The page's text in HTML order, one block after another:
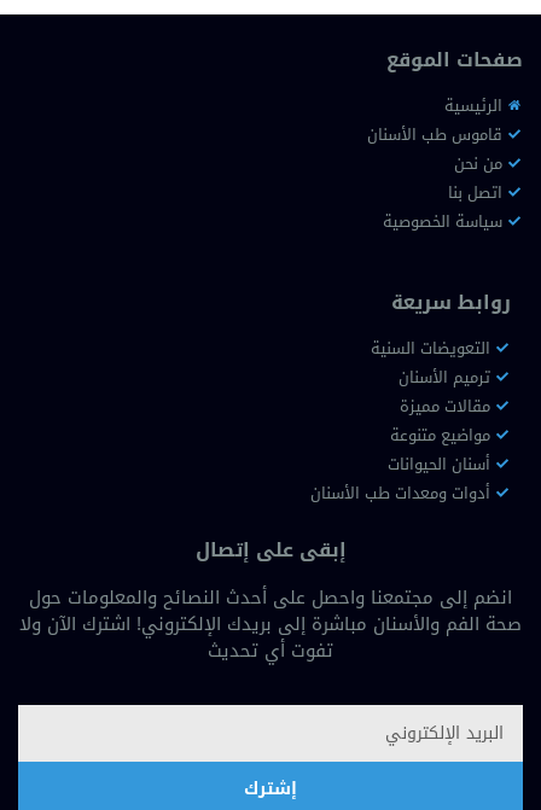
صفحات الموقع
الرئيسية
قاموس طب الأسنان
من نحن
اتصل بنا
سياسة الخصوصية
روابط سريعة
التعويضات السنية
ترميم الأسنان
مقالات مميزة
مواضيع متنوعة
أسنان الحيوانات
أدوات ومعدات طب الأسنان
إبقى على إتصال
انضم إلى مجتمعنا واحصل على أحدث النصائح والمعلومات حول
صحة الفم والأسنان مباشرة إلى بريدك الإلكتروني! اشترك الآن ولا
تفوت أي تحديث
إشترك